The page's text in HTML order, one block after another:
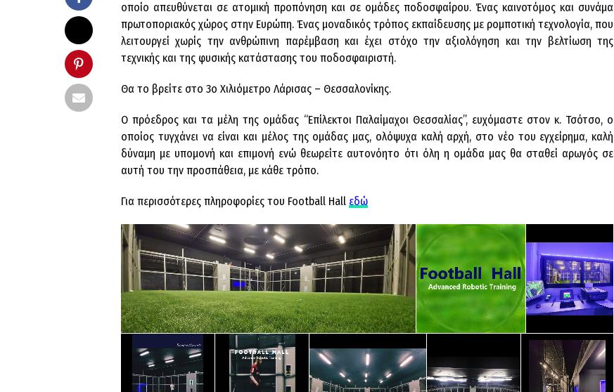
οποίο απευθύνεται σε ατομική προπόνηση και σε ομάδες ποδοσφαίρου. Ένας καινοτόμος και συνάμα
πρωτοποριακός χώρος στην Ευρώπη. Ένας μοναδικός τρόπος εκπαίδευσης με ρομποτική τεχνολογία, που
λειτουργεί χωρίς την ανθρώπινη παρέμβαση και έχει στόχο την αξιολόγηση και την βελτίωση της
τεχνικής και της φυσικής κατάστασης του ποδοσφαιριστή.
Θα το βρείτε στο 3ο Χιλιόμετρο Λάρισας – Θεσσαλονίκης.
Ο πρόεδρος και τα μέλη της ομάδας “Επίλεκτοι Παλαίμαχοι Θεσσαλίας”, ευχόμαστε στον κ. Τσότσο, ο
οποίος τυγχάνει να είναι και μέλος της ομάδας μας, ολόψυχα καλή αρχή, στο νέο του εγχείρημα, καλή
δύναμη με υπομονή και επιμονή ενώ θεωρείτε αυτονόητο ότι όλη η ομάδα μας θα σταθεί αρωγός σε
αυτή του την προσπάθεια, με κάθε τρόπο.
Για περισσότερες πληροφορίες του Football Hall εδώ